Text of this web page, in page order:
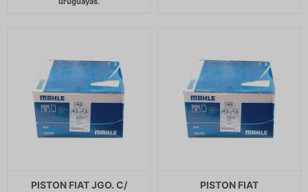
PISTON FIAT JGO. C/
PISTON FIAT